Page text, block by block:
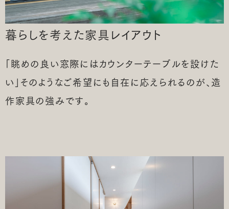
暮らしを考えた家具レイアウト
「眺めの良い窓際にはカウンターテーブルを設けた
い」そのようなご希望にも自在に応えられるのが、造
作家具の強みです。